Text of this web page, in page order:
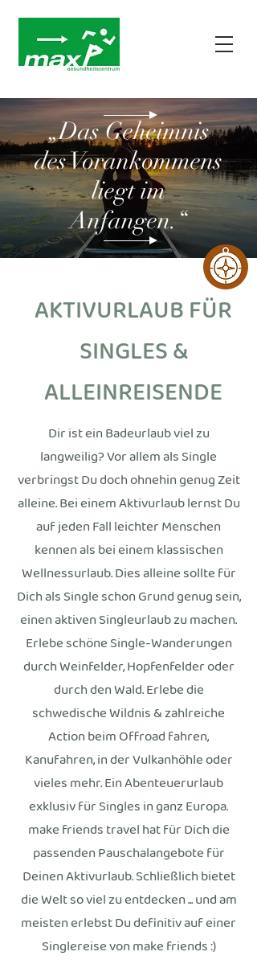
„Das Geheimnis
des Vorankommens
liegt im
Anfangen.“
AKTIVURLAUB FÜR
SINGLES &
ALLEINREISENDE
Dir ist ein Badeurlaub viel zu
langweilig? Vor allem als Single
verbringst Du doch ohnehin genug Zeit
alleine. Bei einem Aktivurlaub lernst Du
auf jeden Fall leichter Menschen
kennen als bei einem klassischen
Wellnessurlaub. Dies alleine sollte für
Dich als Single schon Grund genug sein,
einen aktiven Singleurlaub zu machen.
Erlebe schöne Single-Wanderungen
durch Weinfelder, Hopfenfelder oder
durch den Wald. Erlebe die
schwedische Wildnis & zahlreiche
Action beim Offroad fahren,
Kanufahren, in der Vulkanhöhle oder
vieles mehr. Ein Abenteuerurlaub
exklusiv für Singles in ganz Europa.
make friends travel hat für Dich die
passenden Pauschalangebote für
Deinen Aktivurlaub. Schließlich bietet
die Welt so viel zu entdecken ... und am
meisten erlebst Du definitiv auf einer
Singlereise von make friends :)